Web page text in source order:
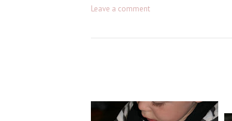
Leave a comment